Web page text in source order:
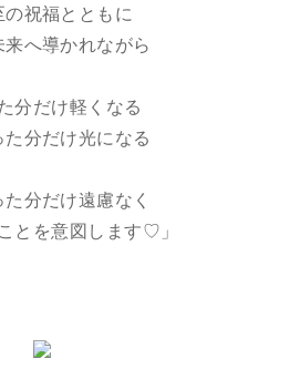
の祝福とともに
へ導かれながら
分だけ軽くなる
分だけ光になる
分だけ遠慮なく
とを意図します♡」